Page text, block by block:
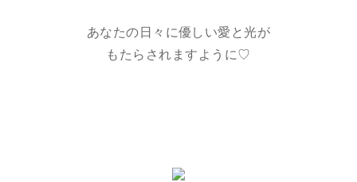
あなたの日々に優しい愛と光が
もたらされますように♡